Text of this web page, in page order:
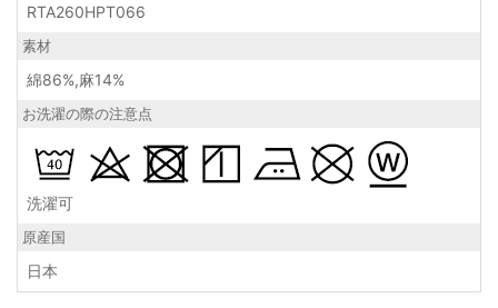
RTA260HPT066
素材
綿86%,麻14%
お洗濯の際の注意点
洗濯可
原産国
日本